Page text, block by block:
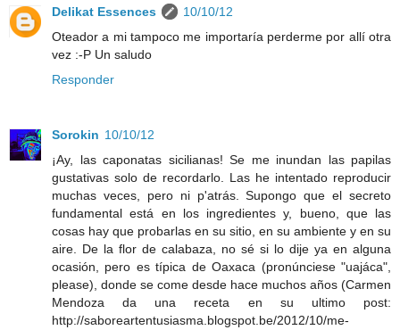
Delikat Essences
10/10/12
Oteador a mi tampoco me importaría perderme por allí otra
vez :-P Un saludo
Responder
Sorokin 10/10/12
¡Ay, las caponatas sicilianas! Se me inundan las papilas
gustativas solo de recordarlo. Las he intentado reproducir
muchas veces, pero ni p'atrás. Supongo que el secreto
fundamental está en los ingredientes y, bueno, que las
cosas hay que probarlas en su sitio, en su ambiente y en su
aire. De la flor de calabaza, no sé si lo dije ya en alguna
ocasión, pero es típica de Oaxaca (pronúnciese "uajáca",
please), donde se come desde hace muchos años (Carmen
Mendoza da una receta en su ultimo post:
http://saboreartentusiasma.blogspot.be/2012/10/me-